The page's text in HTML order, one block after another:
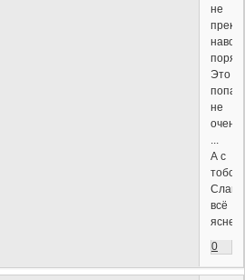
не
Это
не
очень
...
А с
тобой
Слава,
всё
0